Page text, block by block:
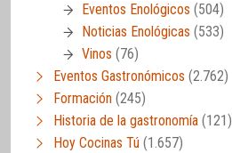
Eventos Enológicos (504)
Noticias Enológicas (533)
Vinos (76)
Eventos Gastronómicos (2.762)
Formación (245)
Historia de la gastronomía (121)
Hoy Cocinas Tú (1.657)